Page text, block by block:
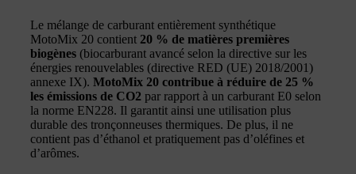
Le mélange de carburant entièrement synthétique
MotoMix 20 contient 20 % de matières premières
biogènes (biocarburant avancé selon la directive sur les
énergies renouvelables (directive RED (UE) 2018/2001)
annexe IX). MotoMix 20 contribue à réduire de 25 %
les émissions de CO2 par rapport à un carburant E0 selon
la norme EN228. Il garantit ainsi une utilisation plus
durable des tronçonneuses thermiques. De plus, il ne
contient pas d’éthanol et pratiquement pas d’oléfines et
d’arômes.